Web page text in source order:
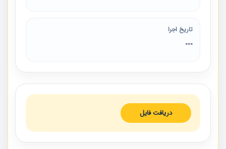
تاریخ اجرا
---
دریافت فایل